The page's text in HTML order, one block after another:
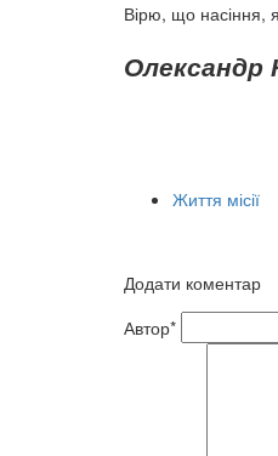
Вірю, що насіння,
Олександр
Життя місії
Додати коментар
Автор*